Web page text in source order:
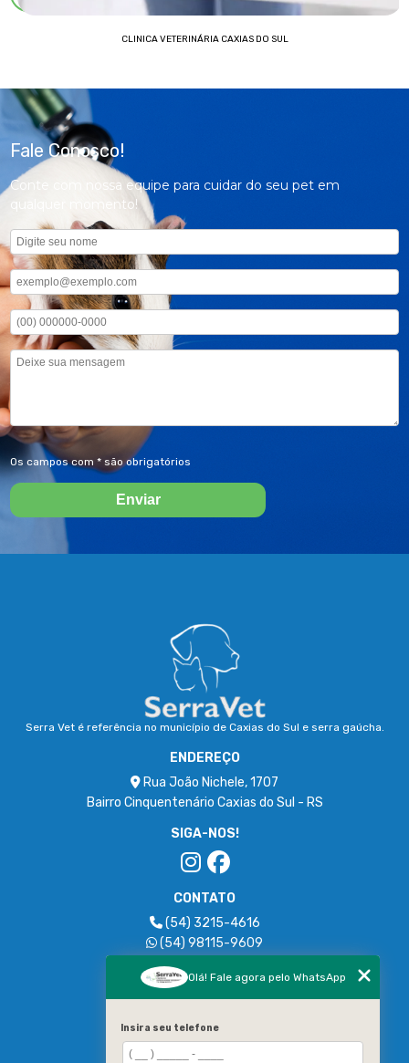
CLINICA VETERINÁRIA CAXIAS DO SUL
Fale Conosco!
Conte com nossa equipe para cuidar do seu pet em
qualquer momento!
Os campos com * são obrigatórios
Serra Vet é referência no município de Caxias do Sul e serra gaúcha.
ENDEREÇO
Rua João Nichele, 1707
Bairro Cinquentenário Caxias do Sul - RS
SIGA-NOS!
CONTATO
(54) 3215-4616
(54) 98115-9609
serravetcaxias@gmail.com
MENU
HOME
EMPRESA
Olá! Fale agora pelo WhatsApp
Insira seu telefone